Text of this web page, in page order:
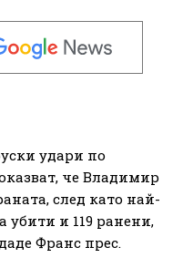
удари по
че Владимир
след като най-
и 119 ранени,
Франс прес.